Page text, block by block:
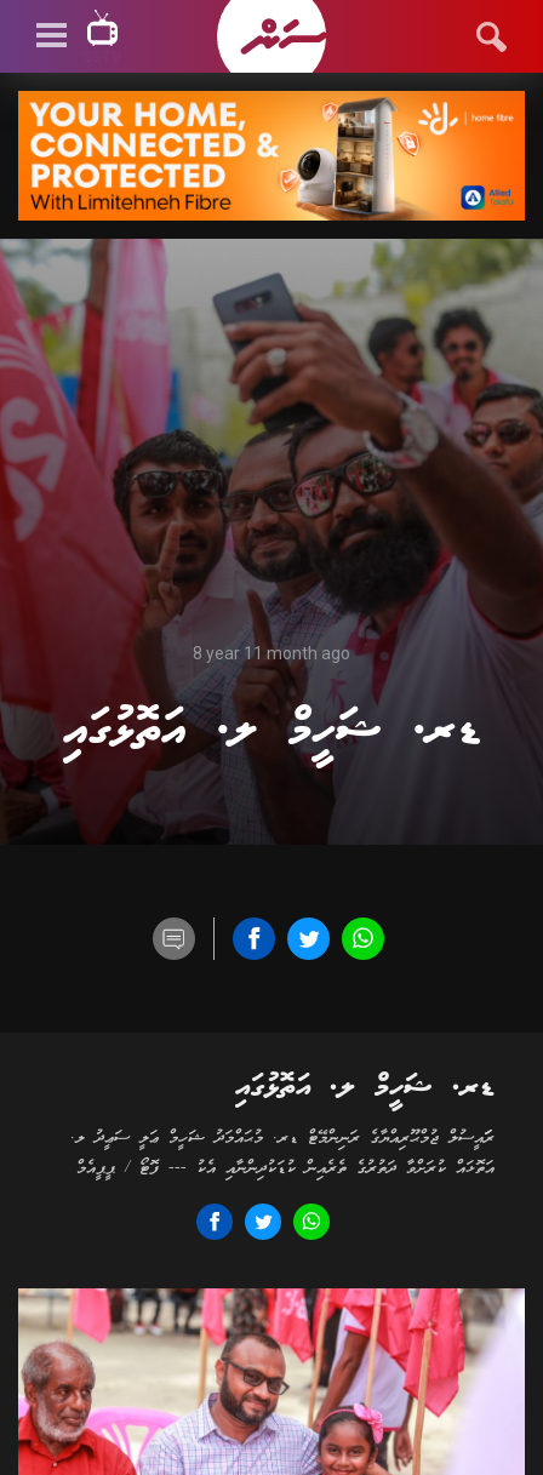
SSTV LIVE
8 year 11 month ago
ޑރ. ޝަހީމް ލ. އަތޮޅުގައި
ޑރ. ޝަހީމް ލ. އަތޮޅުގައި
ރަަައީސުލް ޖުމްޙޫރިއްޔާގެ ރަނިންމޭޓް ޑރ. މުޙައްމަދު ޝަހީމް ޢަލީ ސަޢީދު ލ.
އަތޮޅައް ކުރަށްވާ ދަތުރުގެ ތެރެއިން ކުޑަކުދިންނާއި އެކު --- ފޮޓޯ / ޕީޕީއެމް